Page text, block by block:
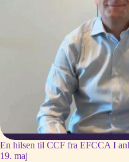
En hilsen til CCF fra EFCCA I
19. maj